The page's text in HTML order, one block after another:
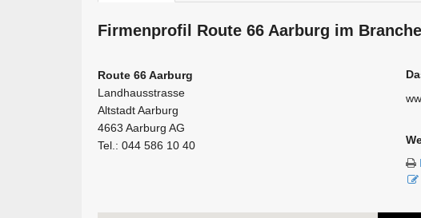
Firmen­profil Route 66 Aarburg im
Route 66 Aarburg
Landhausstrasse
Altstadt Aarburg
4663 Aarburg AG
Tel.: 044 586 10 40